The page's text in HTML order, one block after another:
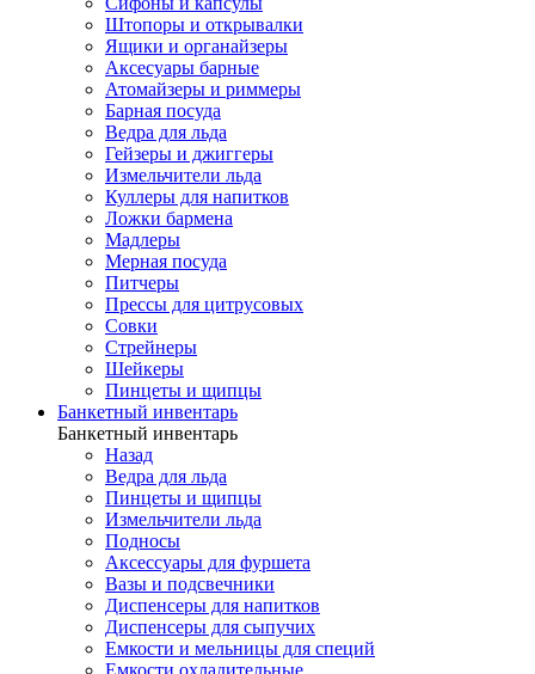
Штопоры и открывалки
Ящики и органайзеры
Аксесуары барные
Атомайзеры и риммеры
Барная посуда
Ведра для льда
Гейзеры и джиггеры
Измельчители льда
Куллеры для напитков
Ложки бармена
Мадлеры
Мерная посуда
Питчеры
Прессы для цитрусовых
Совки
Стрейнеры
Шейкеры
Пинцеты и щипцы
Банкетный инвентарь
Банкетный инвентарь
Назад
Ведра для льда
Пинцеты и щипцы
Измельчители льда
Подносы
Аксессуары для фуршета
Вазы и подсвечники
Диспенсеры для напитков
Диспенсеры для сыпучих
Емкости и мельницы для специй
Емкости охладительные